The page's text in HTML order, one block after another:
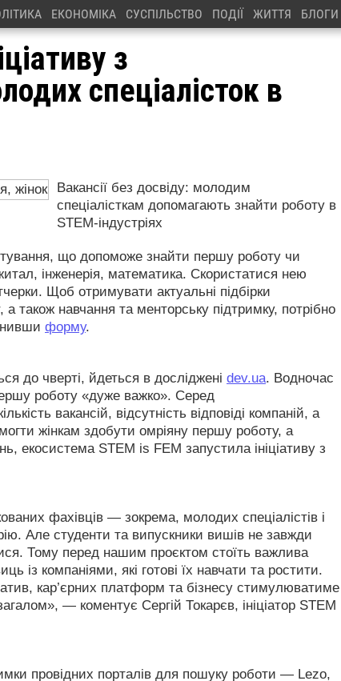
ЕКОНОМІКА СУСПІЛЬСТВО ПОДІЇ ЖИТТЯ БЛОГИ
з
спеціалісток в
Вакансії без досвіду: молодим
спеціалісткам допомагають знайти роботу в
STEM-індустріях
що допоможе знайти першу роботу чи
інженерія, математика. Скористатися нею
Щоб отримувати актуальні підбірки
також навчання та менторську підтримку, потрібно
форму.
до чверті, йдеться в досліджені dev.ua. Водночас
роботу «дуже важко». Серед
вакансій, відсутність відповіді компаній, а
жінкам здобути омріяну першу роботу, а
екосистема STEM is FEM запустила ініціативу з
фахівців — зокрема, молодих спеціалістів і
Але студенти та випускники вишів не завжди
Тому перед нашим проєктом стоїть важлива
із компаніями, які готові їх навчати та ростити.
кар’єрних платформ та бізнесу стимулюватиме
— коментує Сергій Токарєв, ініціатор STEM
провідних порталів для пошуку роботи — Lezo,